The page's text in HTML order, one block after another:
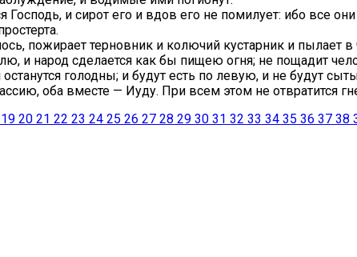
Господь, и сирот его и вдов его не помилует: ибо все
пожирает терновник и колючий кустарник и пылает
и народ сделается как бы пищею огня; не пощадит
останутся голодны; и будут есть по левую, и не будут
оба вместе — Иуду. При всем этом не отвратится
19 20 21 22 23 24 25 26 27 28 29 30 31 32 33 34 35 36 37 38